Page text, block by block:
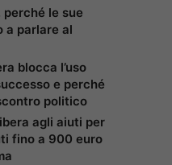
le sue
a parlare al
blocca l’uso
e perché
politico
agli aiuti per
fino a 900 euro